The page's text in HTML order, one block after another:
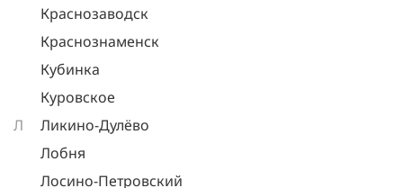
Краснозаводск
Краснознаменск
Кубинка
Куровское
Л
Ликино-Дулёво
Лобня
Лосино-Петровский